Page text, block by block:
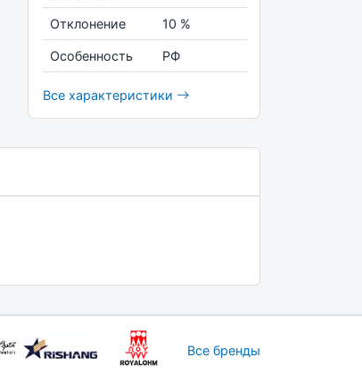
Отклонение 10 %
Особенность РФ
Все характеристики
Все бренды